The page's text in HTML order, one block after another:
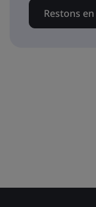
Restons